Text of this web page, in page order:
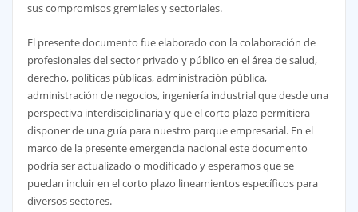
sus compromisos gremiales y sectoriales.
El presente documento fue elaborado con la colaboración de
profesionales del sector privado y público en el área de salud,
derecho, políticas públicas, administración pública,
administración de negocios, ingeniería industrial que desde una
perspectiva interdisciplinaria y que el corto plazo permitiera
disponer de una guía para nuestro parque empresarial. En el
marco de la presente emergencia nacional este documento
podría ser actualizado o modificado y esperamos que se
puedan incluir en el corto plazo lineamientos específicos para
diversos sectores.